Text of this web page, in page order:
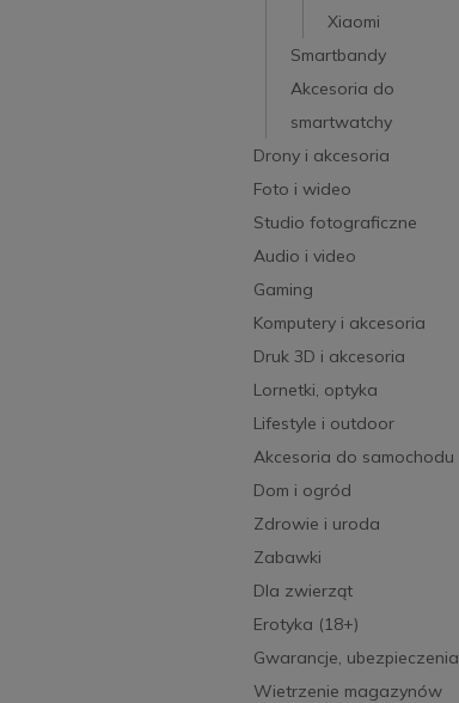
Xiaomi
Smartbandy
Akcesoria do
smartwatchy
Drony i akcesoria
Foto i wideo
Studio fotograficzne
Audio i video
Gaming
Komputery i akcesoria
Druk 3D i akcesoria
Lornetki, optyka
Lifestyle i outdoor
Akcesoria do samochodu
Dom i ogród
Zdrowie i uroda
Zabawki
Dla zwierząt
Erotyka (18+)
Gwarancje, ubezpieczenia
Wietrzenie magazynów